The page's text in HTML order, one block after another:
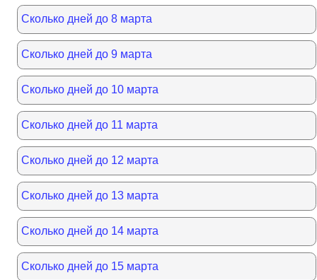
Сколько дней до 8 марта
Сколько дней до 9 марта
Сколько дней до 10 марта
Сколько дней до 11 марта
Сколько дней до 12 марта
Сколько дней до 13 марта
Сколько дней до 14 марта
Сколько дней до 15 марта